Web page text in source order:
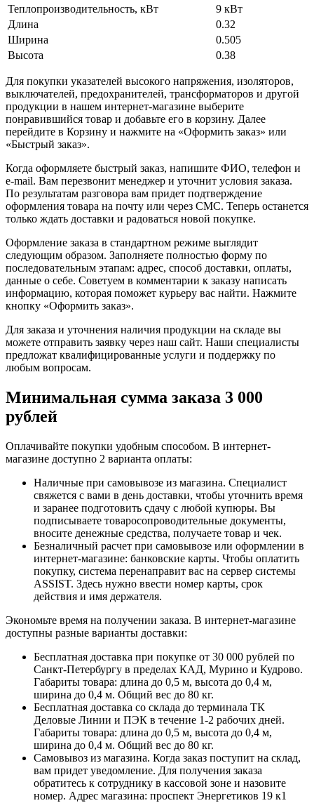
Теплопроизводительность, кВт
9 кВт
Длина
0.32
Ширина
0.505
Высота
0.38
Для покупки указателей высокого напряжения, изоляторов,
выключателей, предохранителей, трансформаторов и другой
продукции в нашем интернет-магазине выберите
понравившийся товар и добавьте его в корзину. Далее
перейдите в Корзину и нажмите на «Оформить заказ» или
«Быстрый заказ».
Когда оформляете быстрый заказ, напишите ФИО, телефон и
e-mail. Вам перезвонит менеджер и уточнит условия заказа.
По результатам разговора вам придет подтверждение
оформления товара на почту или через СМС. Теперь останется
только ждать доставки и радоваться новой покупке.
Оформление заказа в стандартном режиме выглядит
следующим образом. Заполняете полностью форму по
последовательным этапам: адрес, способ доставки, оплаты,
данные о себе. Советуем в комментарии к заказу написать
информацию, которая поможет курьеру вас найти. Нажмите
кнопку «Оформить заказ».
Для заказа и уточнения наличия продукции на складе вы
можете отправить заявку через наш сайт. Наши специалисты
предложат квалифицированные услуги и поддержку по
любым вопросам.
Минимальная сумма заказа 3 000
рублей
Оплачивайте покупки удобным способом. В интернет-
магазине доступно 2 варианта оплаты:
Наличные при самовывозе из магазина. Специалист
свяжется с вами в день доставки, чтобы уточнить время
и заранее подготовить сдачу с любой купюры. Вы
подписываете товаросопроводительные документы,
вносите денежные средства, получаете товар и чек.
Безналичный расчет при самовывозе или оформлении в
интернет-магазине: банковские карты. Чтобы оплатить
покупку, система перенаправит вас на сервер системы
ASSIST. Здесь нужно ввести номер карты, срок
действия и имя держателя.
Экономьте время на получении заказа. В интернет-магазине
доступны разные варианты доставки:
Бесплатная доставка при покупке от 30 000 рублей по
Санкт-Петербургу в пределах КАД, Мурино и Кудрово.
Габариты товара: длина до 0,5 м, высота до 0,4 м,
ширина до 0,4 м. Общий вес до 80 кг.
Бесплатная доставка со склада до терминала ТК
Деловые Линии и ПЭК в течение 1-2 рабочих дней.
Габариты товара: длина до 0,5 м, высота до 0,4 м,
ширина до 0,4 м. Общий вес до 80 кг.
Самовывоз из магазина. Когда заказ поступит на склад,
вам придет уведомление. Для получения заказа
обратитесь к сотруднику в кассовой зоне и назовите
номер. Адрес магазина: проспект Энергетиков 19 к1